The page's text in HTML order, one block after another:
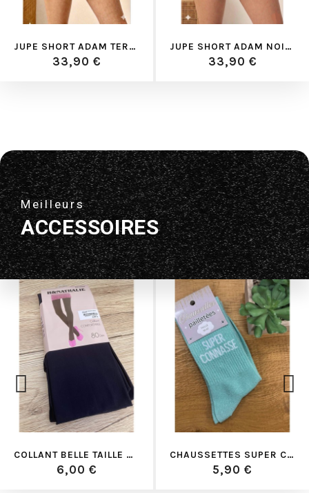
JUPE SHORT ADAM TERRACOTA HIV26
33,90 €
JUPE SHORT ADAM NOIR HIV26
33,90 €
COLLANT BELLE TAILLE MARINE
6,00 €
CHAUSSETTES SUPER CONNASSE CIAN
5,90 €
Meilleurs
ACCESSOIRES